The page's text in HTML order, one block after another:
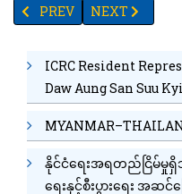
PREVIOUS ARTICLE: ရှ
PREV NEXT
NEXT
ICRC Resident
Daw Aung San Suu Kyi
နိုင်ငံရေးအရတည်ငြိမ်
ရေးနှင့်စီးပွားရေး အ